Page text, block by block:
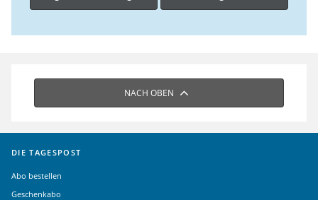
NACH OBEN
DIE TAGESPOST
Abo bestellen
Geschenkabo